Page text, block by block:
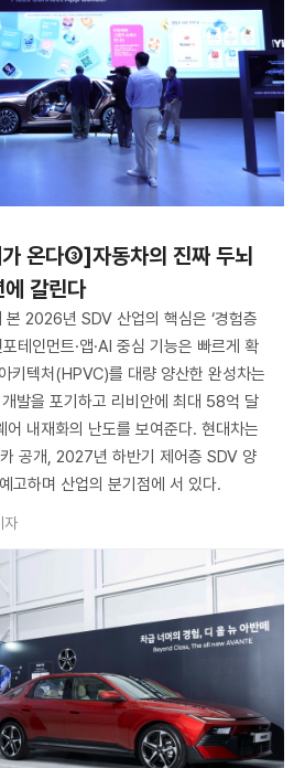
온다③]자동차의 진짜 두뇌
갈린다
2026년 SDV 산업의 핵심은 ‘경험층
테인먼트·앱·AI 중심 기능은 빠르게 확
키텍처(HPVC)를 대량 양산한 완성차는
발을 포기하고 리비안에 최대 58억 달
어 내재화의 난도를 보여준다. 현대차는
공개, 2027년 하반기 제어층 SDV 양
고하며 산업의 분기점에 서 있다.
자